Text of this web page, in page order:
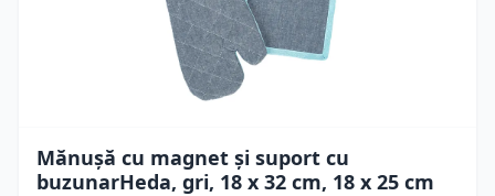
Mănușă cu magnet și suport cu
buzunarHeda, gri, 18 x 32 cm, 18 x 25 cm